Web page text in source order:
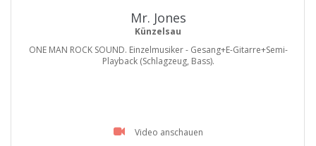
Mr. Jones
Künzelsau
ONE MAN ROCK SOUND. Einzelmusiker - Gesang+E-Gitarre+Semi-
Playback (Schlagzeug, Bass).
Video anschauen